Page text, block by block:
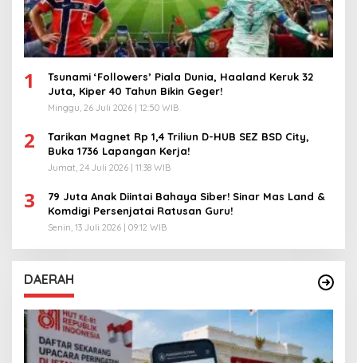
1
Tsunami ‘Followers’ Piala Dunia, Haaland Keruk 32
Juta, Kiper 40 Tahun Bikin Geger!
Minggu, 26 Juli 2026 | 12:50 WIB
2
Tarikan Magnet Rp 1,4 Triliun D-HUB SEZ BSD City,
Buka 1736 Lapangan Kerja!
Jumat, 24 Juli 2026 | 11:38 WIB
3
79 Juta Anak Diintai Bahaya Siber! Sinar Mas Land &
Komdigi Persenjatai Ratusan Guru!
Senin, 13 Juli 2026 | 09:12 WIB
DAERAH